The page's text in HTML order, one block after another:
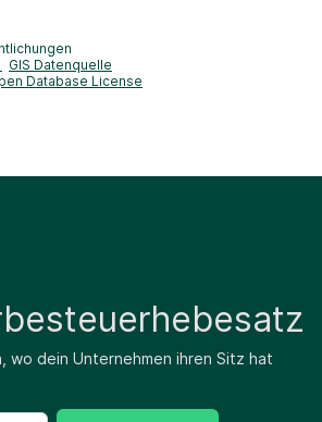
GIS Datenquelle
Database License
dein Unternehmen ihren Sitz hat